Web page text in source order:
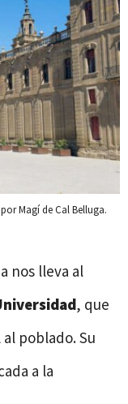
Magí de Cal Belluga.
nos lleva al
, que
poblado. Su
a la